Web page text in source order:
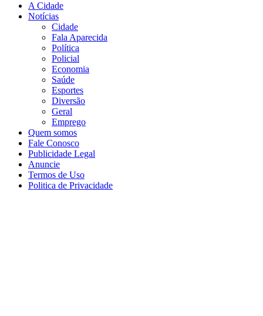
A Cidade
Notícias
Cidade
Fala Aparecida
Política
Policial
Economia
Saúde
Esportes
Diversão
Geral
Emprego
Quem somos
Fale Conosco
Publicidade Legal
Anuncie
Termos de Uso
Politica de Privacidade